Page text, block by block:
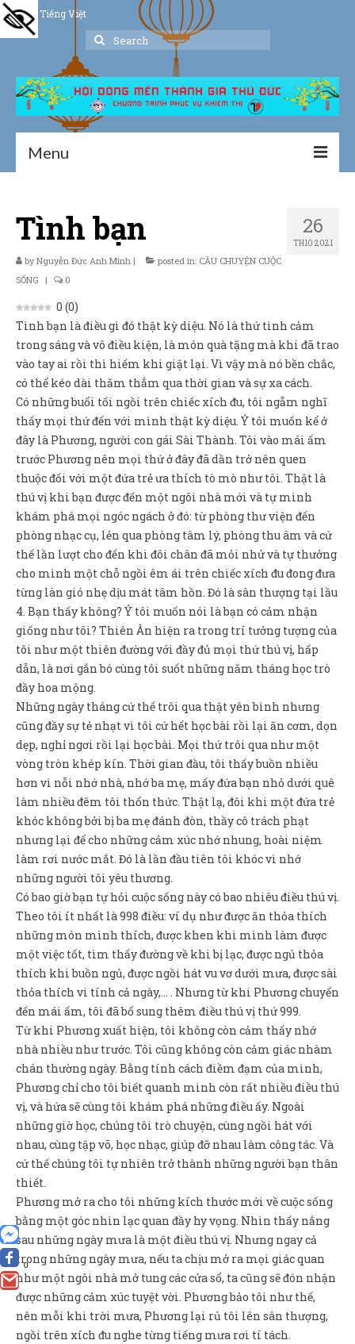
0
Tiếng Việt
Search
Menu
Giới thiệu
Hoạt động
Dịch vụ hỗ trợ
Sản Phẩm
Giúp đỡ
Liên hệ
26
TH10 2021
Tình bạn
byNguyễn Đức Anh Minh | posted in: CÂU CHUYỆN CUỘC
SỐNG
| 0
0 (0)
Tình bạn là điều gì đó thật kỳ diệu. Nó là thứ tình cảm
trong sáng và vô điều kiện, là món quà tặng mà khi đã trao
vào tay ai rồi thì hiếm khi giật lại. Vì vậy mà nó bền chắc,
có thể kéo dài thăm thẳm qua thời gian và sự xa cách.
Có những buổi tối ngồi trên chiếc xích đu, tôi ngẫm nghĩ
thấy mọi thứ đến với mình thật kỳ diệu. Ý tôi muốn kể ở
đây là Phương, người con gái Sài Thành. Tôi vào mái ấm
trước Phương nên mọi thứ ở đây đã dần trở nên quen
thuộc đối với một đứa trẻ ưa thích tò mò như tôi. Thật là
thú vị khi bạn được đến một ngôi nhà mới và tự mình
khám phá mọi ngóc ngách ở đó: từ phòng thư viện đến
phòng nhạc cụ, lẻn qua phòng tâm lý, phòng thu âm và cứ
thế lần lượt cho đến khi đôi chân đã mỏi nhử và tự thưởng
cho mình một chỗ ngồi êm ái trên chiếc xích đu đong đưa
từng làn gió nhẹ dịu mát tâm hồn. Đó là sân thượng tại lầu
4. Bạn thấy không? Ý tôi muốn nói là bạn có cảm nhận
giống như tôi? Thiên Ân hiện ra trong trí tưởng tượng của
tôi như một thiên đường với đầy đủ mọi thứ thú vị, hấp
dẫn, là nơi gắn bó cùng tôi suốt những năm tháng học trò
đầy hoa mộng.
Những ngày tháng cứ thế trôi qua thật yên bình nhưng
cũng đầy sự tẻ nhạt vì tôi cứ hết học bài rồi lại ăn cơm, dọn
dẹp, nghỉ ngơi rồi lại học bài. Mọi thứ trôi qua như một
vòng tròn khép kín. Thời gian đầu, tôi thấy buồn nhiều
hơn vì nỗi nhớ nhà, nhớ ba mẹ, mấy đứa bạn nhỏ dưới quê
làm nhiều đêm tôi thổn thức. Thật lạ, đôi khi một đứa trẻ
khóc không bởi bị ba mẹ đánh đòn, thầy cô trách phạt
nhưng lại để cho những cảm xúc nhớ nhung, hoài niệm
làm rơi nước mắt. Đó là lần đầu tiên tôi khóc vì nhớ
những người tôi yêu thương.
Có bao giờ bạn tự hỏi cuộc sống này có bao nhiêu điều thú vị.
Theo tôi ít nhất là 998 điều: ví dụ như được ăn thỏa thích
những món mình thích, được khen khi mình làm được
một việc tốt, tìm thấy đường về khi bị lạc, được ngủ thỏa
thích khi buồn ngủ, được ngồi hát vu vơ dưới mưa, được sài
thỏa thích vi tính cả ngày,… . Nhưng từ khi Phương chuyển
đến mái ấm, tôi đã bổ sung thêm điều thú vị thứ 999.
Từ khi Phương xuất hiện, tôi không còn cảm thấy nhớ
nhà nhiều như trước. Tôi cũng không còn cảm giác nhàm
chán thường ngày. Bằng tính cách điềm đạm của mình,
Phương chỉ cho tôi biết quanh mình còn rất nhiều điều thú
vị, và hứa sẽ cùng tôi khám phá những điều ấy. Ngoài
những giờ học, chúng tôi trò chuyện, cùng ngồi hát với
nhau, cùng tập võ, học nhạc, giúp đỡ nhau làm công tác. Và
cứ thế chúng tôi tự nhiên trở thành những người bạn thân
thiết.
Phương mở ra cho tôi những kích thước mới về cuộc sống
bằng một góc nhìn lạc quan đầy hy vọng. Nhìn thấy nắng
sau những ngày mưa là một điều thú vị. Nhưng ngay cả
trong những ngày mưa, nếu ta chịu mở ra mọi giác quan
như một ngôi nhà mở tung các cửa sổ, ta cũng sẽ đón nhận
được những cảm xúc tuyệt vời. Phương bảo tôi như thế,
nên mỗi khi trời mưa, Phương lại rủ tôi lên sân thượng,
ngồi trên xích đu nghe từng tiếng mưa rơi tí tách.